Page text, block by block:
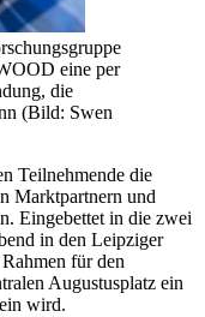
eine per
die
(Bild: Swen
Teilnehmende die
Marktpartnern und
Eingebettet in die zwei
in den Leipziger
für den
Augustusplatz ein
wird.